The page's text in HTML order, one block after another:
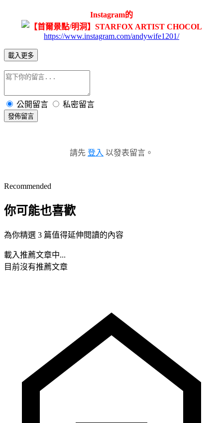
Instagram的
https://www.instagram.com/andywife1201/
載入更多
公開留言 私密留言
發佈留言
請先 登入 以發表留言。
Recommended
你可能也喜歡
為你精選 3 篇值得延伸閱讀的內容
載入推薦文章中...
目前沒有推薦文章